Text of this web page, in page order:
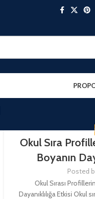
Okul Sıra
Boyanın
Posted
Okul Sırası
Dayanıklılığa Etkisi Okul